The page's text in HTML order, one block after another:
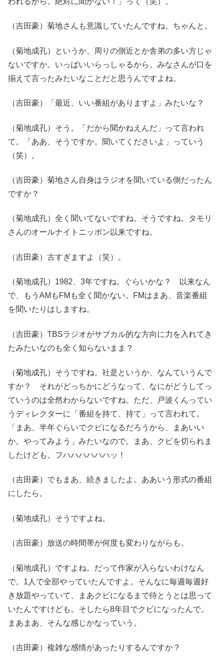
（吉田豪）菊地さんも意識していたんですね。ちゃんと。
（菊地成孔）というか、周りの側近とか舎弟の多い方じゃ
ないですか。いっぱいいらっしゃるから。みなさんが口を
揃えて言ったみたいなことだと思うんですよね。
（吉田豪）「最近、いい番組がありますよ」みたいな？
（菊地成孔）そう。「だから聞かねえんだ」って言われ
て。「ああ、そうですか。聞いてくださいよ」っていう
（笑）。
（吉田豪）菊地さん自身はラジオを聞いている側だったん
ですか？
（菊地成孔）全く聞いてないですね。そうですね。タモリ
さんのオールナイトニッポン以来ですね。
（吉田豪）古すぎますよ（笑）。
（菊地成孔）1982、3年ですね。ぐらいかな？ 以来なん
で、もうAMもFMも全く聞かない。FMはまあ、音楽番組
を聞いたりはしますね。
（吉田豪）TBSラジオがサブカル的な方向に力を入れてき
たみたいなのも全く知らないまま？
（菊地成孔）そうですね。社是というか、なんていうんで
すか？ それがどっちかにどうなって、なにがどうしてっ
ていうのは全然わからないですね。ただ、戸波くんってい
うディレクターに「番組を持て、持て」って言われて。
「まあ、半年ぐらいでクビになるだろうから、まあいい
か。やってみよう」みたいなので。まあ、クビを切られま
したけども。フハハハハハハッ！
（吉田豪）でもまあ、続きましたよ。ああいう形式の番組
にしたら。
（菊地成孔）そうですよね。
（吉田豪）放送の時間帯が何度も変わりながらも。
（菊地成孔）ですよね。だって作家が入らないわけなん
で。1人で全部やっていたんですよ。そんなに毎週毎週好
き放題やっていて、まあクビになるまで待とうとは思って
いたんですけども。そしたら8年目でクビになったんで。
まあまあ、そんな感じかなっていう。
（吉田豪）複雑な感情があったりするんですか？